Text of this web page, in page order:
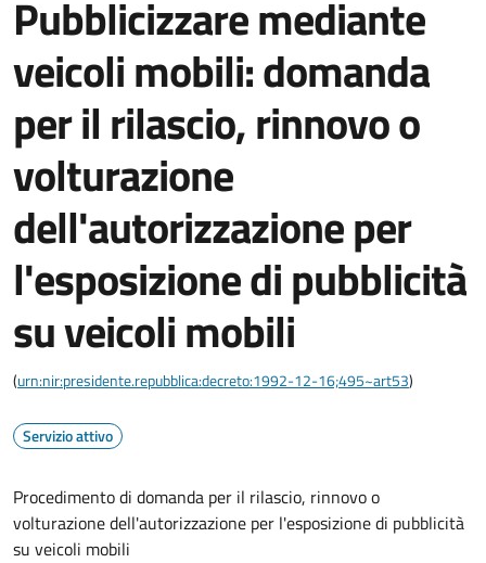
Pubblicizzare mediante
veicoli mobili: domanda
per il rilascio, rinnovo o
volturazione
dell'autorizzazione per
l'esposizione di pubblicità
su veicoli mobili
(urn:nir:presidente.repubblica:decreto:1992-12-16;495~art53)
Servizio attivo
Procedimento di domanda per il rilascio, rinnovo o
volturazione dell'autorizzazione per l'esposizione di pubblicità
su veicoli mobili